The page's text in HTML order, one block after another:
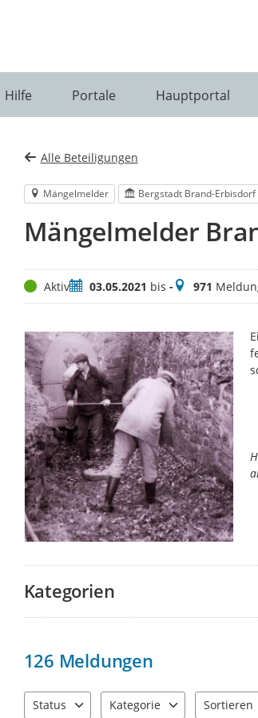
Hilfe Portale Hauptportal
Alle Beteiligungen
Mängelmelder Bergstadt Brand-Erbisdorf
Mängelmelder
StatusAktivZeitraum
03.05.2021 bis -Meldungen
971
Kategorien
126 Meldungen
Status
Kategorie
Sortieren